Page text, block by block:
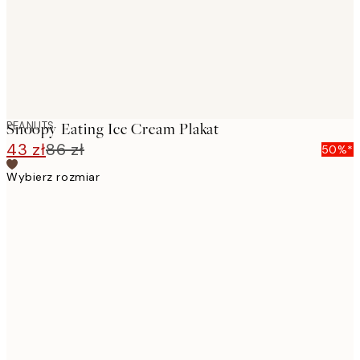
PEANUTS
Snoopy Eating Ice Cream Plakat
43 zł86 zł
50%*
Wybierz rozmiar